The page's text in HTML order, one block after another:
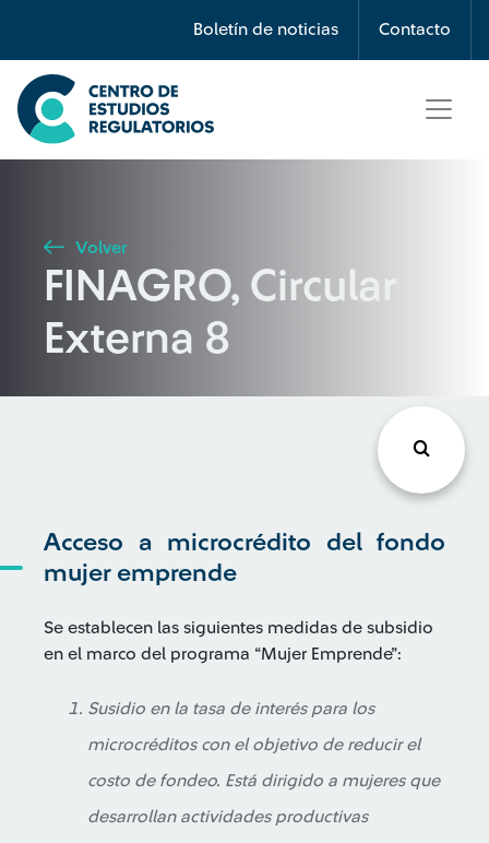
Boletín de noticias Contacto
Búsqueda
Seleccione país
Buscar
Volver
FINAGRO, Circular
Externa 8
Acceso a microcrédito del fondo
mujer emprende
Se establecen las siguientes medidas de subsidio
en el marco del programa “Mujer Emprende”:
Susidio en la tasa de interés para los
microcréditos con el objetivo de reducir el
costo de fondeo. Está dirigido a mujeres que
desarrollan actividades productivas